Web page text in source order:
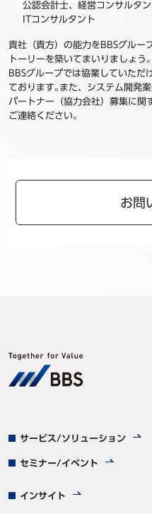
株主・投資家情
公認会計士、経営コンサルタ
ITコンサルタント
貴社（貴方）の能力をBBSグルー
トーリーを築いてまいりましょう。
BBSグループでは協業していただ
ております｡また、システム開発
パートナー（協力会社）募集に関
ご連絡ください。
お問
サービス/ソリューション
セミナー/イベント
インサイト